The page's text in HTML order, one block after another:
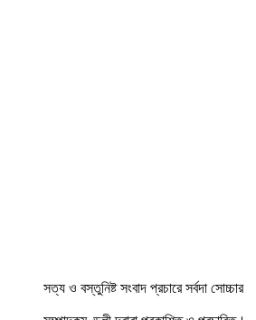
সত্য ও বস্তুনিষ্ট সংবাদ প্রচারে সর্বদা সোচ্চার